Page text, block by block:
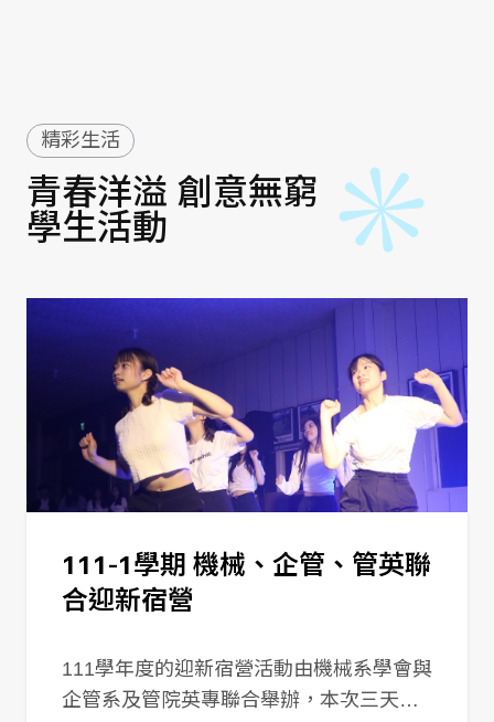
精彩生活
青春洋溢 創意無窮
學生活動
111-1學期 機械、企管、管英聯
合迎新宿營
111學年度的迎新宿營活動由機械系學會與
企管系及管院英專聯合舉辦，本次三天兩